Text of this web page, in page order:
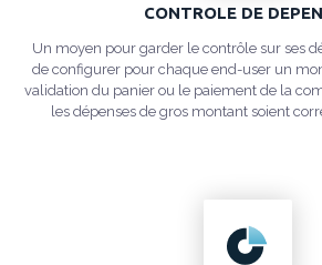
CONTROLE DE
Un moyen pour garder le contrôle sur ses
de configurer pour chaque end-user un
validation du panier ou le paiement de la
les dépenses de gros montant soient